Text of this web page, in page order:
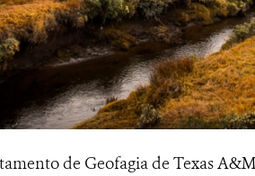
de Geofagia de Texas